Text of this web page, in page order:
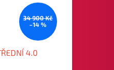
34 900 Kč
–14 %
4.0